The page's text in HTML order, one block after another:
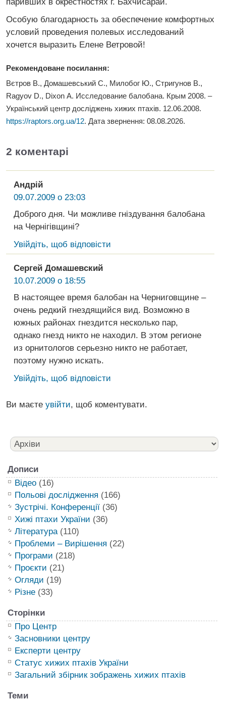
Особую благодарность за обеспечение комфортных
условий проведения полевых исследований
хочется выразить Елене Ветровой!
Рекомендоване посилання:
Вєтров В., Домашевський С., Милобог Ю., Стригунов В.,
Ragyov D., Dixon A. Исследование балобана. Крым 2008. –
Український центр досліджень хижих птахів. 12.06.2008.
https://raptors.org.ua/12. Дата звернення: 08.08.2026.
2 коментарі
Андрій
09.07.2009 о 23:03
Доброго дня. Чи можливе гніздування балобана
на Чернігівщині?
Увійдіть, щоб відповісти
Сергей Домашевский
10.07.2009 о 18:55
В настоящее время балобан на Черниговщине –
очень редкий гнездящийся вид. Возможно в
южных районах гнездится несколько пар,
однако гнезд никто не находил. В этом регионе
из орнитологов серьезно никто не работает,
поэтому нужно искать.
Увійдіть, щоб відповісти
Ви маєте увійти, щоб коментувати.
Дописи
Відео(16)
Польові дослідження (166)
Зустрічі. Конференції(36)
Хижі птахи України (36)
Література(110)
Проблеми – Вирішення (22)
Програми (218)
Проєкти (21)
Огляди (19)
Різне(33)
Сторінки
Про Центр
Засновники центру
Експерти центру
Статус хижих птахів України
Загальний збірник зображень хижих птахів
Теми